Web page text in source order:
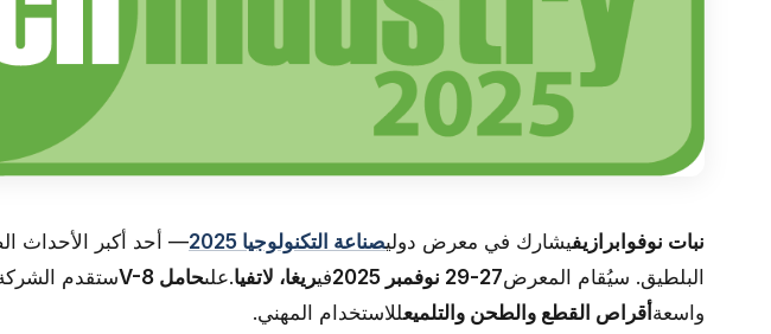
نبات نوفوابرازيفيشارك في معرض دوليصناعة التكنولوجيا 2025
— أحد أكبر الأحداث
البلطيق. سيُقام المعرض27-29 نوفمبر 2025 فيريغا، لاتفيا.علىحامل V-8
ستقدم
واسعةأقراص القطع والطحن والتلميعللاستخدام المهني.